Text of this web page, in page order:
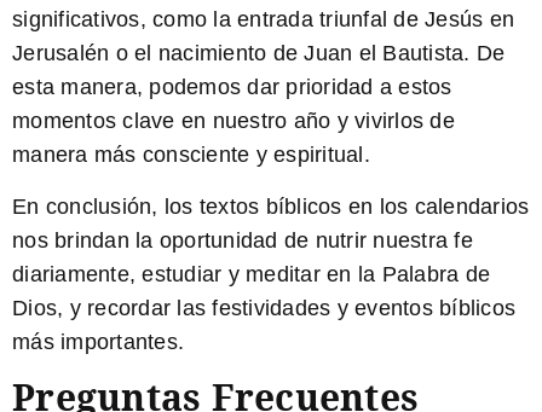
significativos, como la entrada triunfal de Jesús en
Jerusalén o el nacimiento de Juan el Bautista. De
esta manera, podemos dar prioridad a estos
momentos clave en nuestro año y vivirlos de
manera más consciente y espiritual.
En conclusión, los textos bíblicos en los calendarios
nos brindan la oportunidad de nutrir nuestra fe
diariamente, estudiar y meditar en la Palabra de
Dios, y recordar las festividades y eventos bíblicos
más importantes.
Preguntas Frecuentes